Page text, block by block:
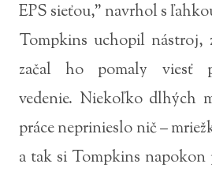
EPS sieťou,” navrhol s
Tompkins uchopil nástroj,
začal ho pomaly viesť
vedenie. Niekoľko dlhých
práce neprinieslo nič –
a tak si Tompkins